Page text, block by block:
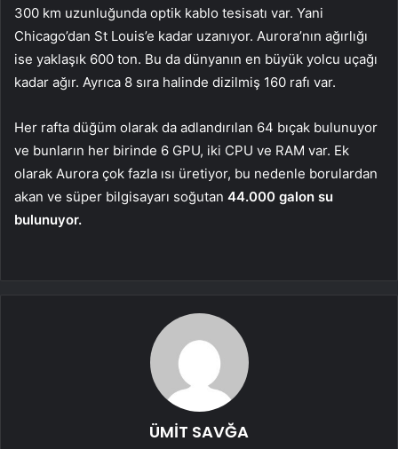
300 km uzunluğunda optik kablo tesisatı var. Yani
Chicago’dan St Louis’e kadar uzanıyor. Aurora’nın ağırlığı
ise yaklaşık 600 ton. Bu da dünyanın en büyük yolcu uçağı
kadar ağır. Ayrıca 8 sıra halinde dizilmiş 160 rafı var.
Her rafta düğüm olarak da adlandırılan 64 bıçak bulunuyor
ve bunların her birinde 6 GPU, iki CPU ve RAM var. Ek
olarak Aurora çok fazla ısı üretiyor, bu nedenle borulardan
akan ve süper bilgisayarı soğutan 44.000 galon su
bulunuyor.
ÜMİT SAVĞA